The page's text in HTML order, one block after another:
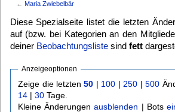
← Maria Zwiebelbär
Diese Spezialseite listet die letzten
auf (bzw. bei Kategorien an den
deiner Beobachtungslistesind fett
Anzeigeoptionen
Zeige die letzten50 | 100 | 250 |500
14 |30 Tage.
Kleine Änderungenausblenden | Bots